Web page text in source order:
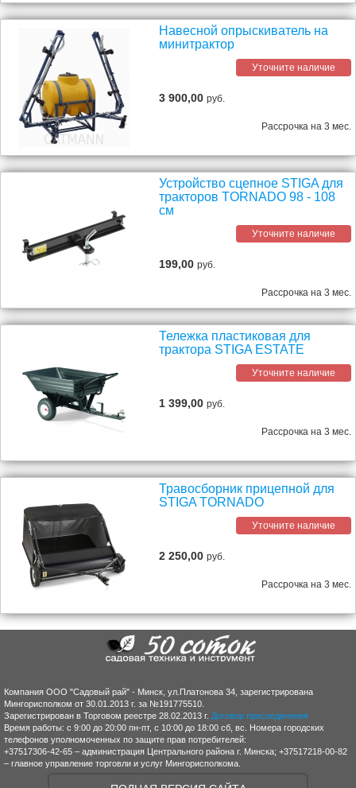
Навесной опрыскиватель на
минитрактор
Уточните наличие
3 900,00руб.
Рассрочка на 3 мес.
Устройство сцепное STIGA для
тракторов TORNADO 98 - 108
см
Уточните наличие
199,00руб.
Рассрочка на 3 мес.
Тележка пластиковая для
трактора STIGA ESTATE
Уточните наличие
1 399,00руб.
Рассрочка на 3 мес.
Травосборник прицепной для
STIGA TORNADO
Уточните наличие
2 250,00руб.
Рассрочка на 3 мес.
Компания ООО "Садовый рай" - Минск, ул.Платонова 34, зарегистрирована
Мингорисполком от 30.01.2013 г. за №191775510.
Зарегистрирован в Торговом реестре 28.02.2013 г. Договор присоединения
Время работы: с 9:00 до 20:00 пн-пт, с 10:00 до 18:00 сб, вс. Номера городских
телефонов уполномоченных по защите прав потребителей:
+37517306-42-65 – администрация Центрального района г. Минска; +37517218-00-82
– главное управление торговли и услуг Мингорисполкома.